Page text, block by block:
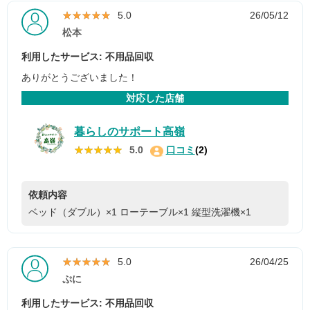
★★★★★
★★★★★ 5.0
26/05/12
松本
利用したサービス: 不用品回収
ありがとうございました！
対応した店舗
暮らしのサポート高嶺
★★★★★
★★★★★ 5.0 口コミ(2)
依頼内容
ベッド（ダブル）×1 ローテーブル×1 縦型洗濯機×1
★★★★★
★★★★★ 5.0
26/04/25
ぷに
利用したサービス: 不用品回収